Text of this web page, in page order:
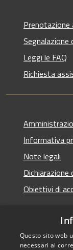
Segnalazione
Leggi le FAQ
Richiesta
Informativa
Note legali
Dichiarazione
Obiettivi di
RSSQuesto sito web
necessari al